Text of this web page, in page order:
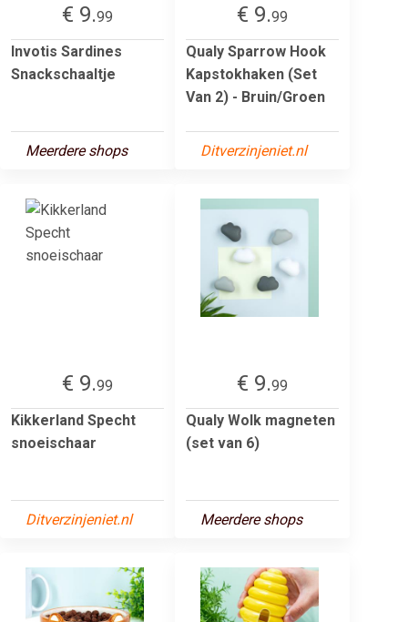
€ 9.99
Invotis Sardines
Snackschaaltje
Meerdere shops
€ 9.99
Qualy Sparrow Hook
Kapstokhaken (Set
Van 2) - Bruin/Groen
Ditverzinjeniet.nl
€ 9.99
Kikkerland Specht
snoeischaar
Ditverzinjeniet.nl
€ 9.99
Qualy Wolk magneten
(set van 6)
Meerdere shops